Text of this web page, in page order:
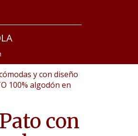
y con diseño
100% algodón en
con